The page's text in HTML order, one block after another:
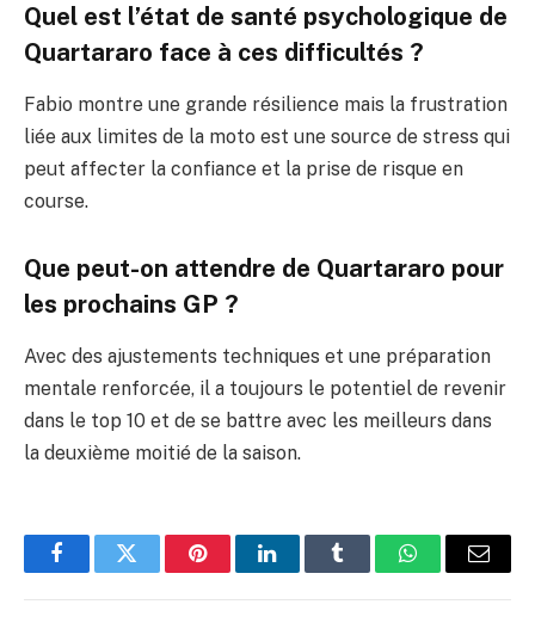
Quel est l’état de santé psychologique de
Quartararo face à ces difficultés ?
Fabio montre une grande résilience mais la frustration
liée aux limites de la moto est une source de stress qui
peut affecter la confiance et la prise de risque en
course.
Que peut-on attendre de Quartararo pour
les prochains GP ?
Avec des ajustements techniques et une préparation
mentale renforcée, il a toujours le potentiel de revenir
dans le top 10 et de se battre avec les meilleurs dans
la deuxième moitié de la saison.
FacebookTwitter PinterestLinkedInTumblr WhatsApp
E-